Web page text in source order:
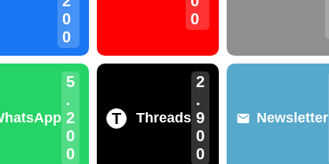
0
0
0
5
.
2
0
0
T Threads
2
.
9
0
0
Newsletter